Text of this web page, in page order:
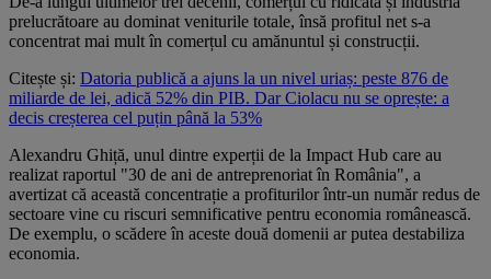
prelucrătoare au dominat veniturile totale, însă profitul net s-a
concentrat mai mult în comerțul cu amănuntul și construcții.
Citește și: Datoria publică a ajuns la un nivel uriaș: peste 876 de
miliarde de lei, adică 52% din PIB. Dar Ciolacu nu se oprește: a
decis creșterea cel puțin până la 53%
Alexandru Ghiță, unul dintre experții de la Impact Hub care au
realizat raportul "30 de ani de antreprenoriat în România", a
avertizat că această concentrație a profiturilor într-un număr redus de
sectoare vine cu riscuri semnificative pentru economia românească.
De exemplu, o scădere în aceste două domenii ar putea destabiliza
economia.